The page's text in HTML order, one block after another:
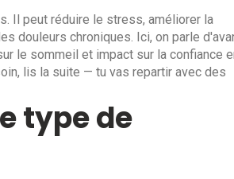
Il peut réduire le stress, améliorer la
douleurs chroniques. Ici, on parle
le sommeil et impact sur la confiance
lis la suite — tu vas repartir avec des
type de